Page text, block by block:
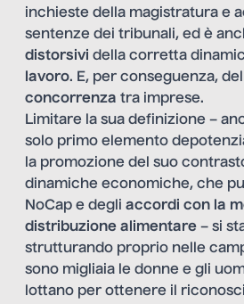
inchieste della magistratura e
sentenze dei tribunali, ed è
distorsivi della corretta
lavoro. E, per conseguenza,
concorrenza tra imprese.
Limitare la sua definizione –
solo primo elemento
la promozione del suo
dinamiche economiche, che
NoCap e degli accordi con la
distribuzione alimentare – si
strutturando proprio nelle
sono migliaia le donne e gli
lottano per ottenere il